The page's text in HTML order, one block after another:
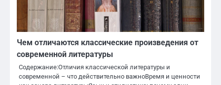
Чем отличаются классические произведения от
современной литературы
Содержание:Отличия классической литературы и
современной – что действительно важноВремя и ценности